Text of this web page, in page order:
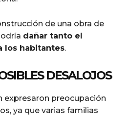
de una obra de
dañar tanto el
los habitantes.
DESALOJOS
expresaron preocupación
ya que varias familias